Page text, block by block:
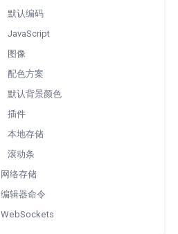
默认编码
JavaScript
图像
配色方案
默认背景颜色
插件
本地存储
滚动条
网络存储
编辑器命令
WebSockets